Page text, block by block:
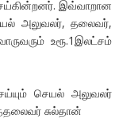
இவ்வாறான
அலுவலர், தலைவர்,
உரூ.1இலட்சம்
செயல் அலுவலர்
சுல்தான்